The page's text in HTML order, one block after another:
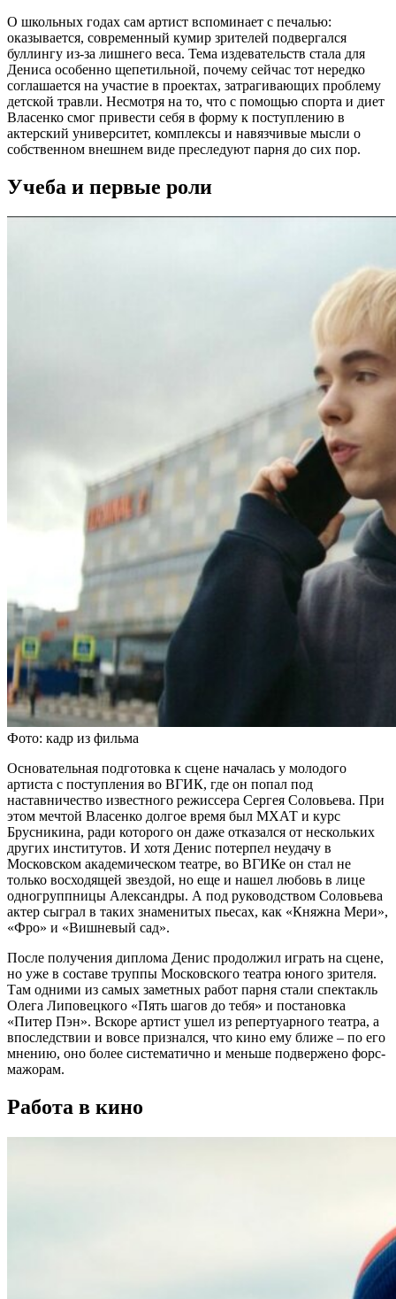
О школьных годах сам артист вспоминает с печалью:
оказывается, современный кумир зрителей подвергался
буллингу из-за лишнего веса. Тема издевательств стала для
Дениса особенно щепетильной, почему сейчас тот нередко
соглашается на участие в проектах, затрагивающих проблему
детской травли. Несмотря на то, что с помощью спорта и диет
Власенко смог привести себя в форму к поступлению в
актерский университет, комплексы и навязчивые мысли о
собственном внешнем виде преследуют парня до сих пор.
Учеба и первые роли
Фото: кадр из фильма
Основательная подготовка к сцене началась у молодого
артиста с поступления во ВГИК, где он попал под
наставничество известного режиссера Сергея Соловьева. При
этом мечтой Власенко долгое время был МХАТ и курс
Брусникина, ради которого он даже отказался от нескольких
других институтов. И хотя Денис потерпел неудачу в
Московском академическом театре, во ВГИКе он стал не
только восходящей звездой, но еще и нашел любовь в лице
одногруппницы Александры. А под руководством Соловьева
актер сыграл в таких знаменитых пьесах, как «Княжна Мери»,
«Фро» и «Вишневый сад».
После получения диплома Денис продолжил играть на сцене,
но уже в составе труппы Московского театра юного зрителя.
Там одними из самых заметных работ парня стали спектакль
Олега Липовецкого «Пять шагов до тебя» и постановка
«Питер Пэн». Вскоре артист ушел из репертуарного театра, а
впоследствии и вовсе признался, что кино ему ближе – по его
мнению, оно более систематично и меньше подвержено форс-
мажорам.
Работа в кино